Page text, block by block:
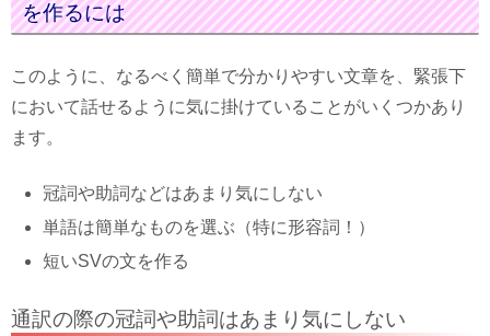
を作るには
このように、なるべく簡単で分かりやすい文章を、緊張下
において話せるように気に掛けていることがいくつかあり
ます。
冠詞や助詞などはあまり気にしない
単語は簡単なものを選ぶ（特に形容詞！）
短いSVの文を作る
通訳の際の冠詞や助詞はあまり気にしない